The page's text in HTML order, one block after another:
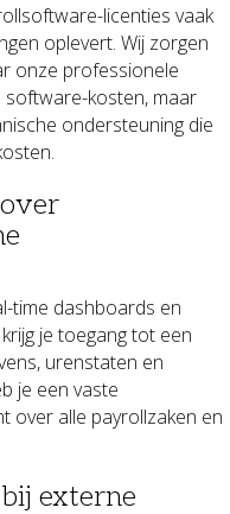
licenties vaak
oplevert. Wij zorgen
onze professionele
software-kosten, maar
ondersteuning die
time dashboards en
je toegang tot een
urenstaten en
je een vaste
over alle payrollzaken en
externe